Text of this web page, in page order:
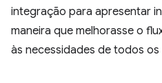
integração para apresentar
maneira que melhorasse o
às necessidades de todos os